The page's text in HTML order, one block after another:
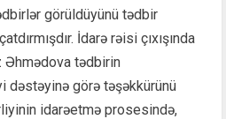
görüldüyünü tədbir
İdarə rəisi çıxışında
Əhmədova tədbirin
görə təşəkkürünü
idarəetmə prosesində,